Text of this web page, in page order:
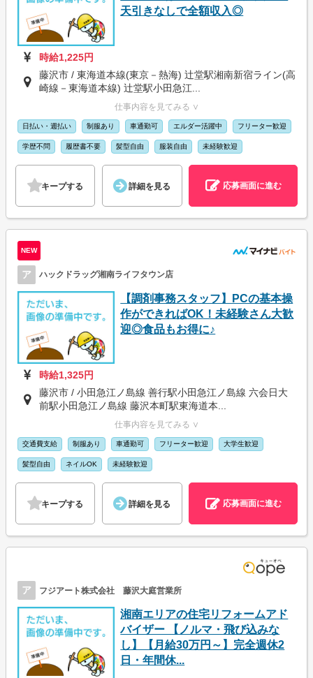
天引きなしで全額収入◎
時給1,225円
藤沢市 / 東海道本線(東京－熱海) 辻堂駅湘南新宿ライン(高
崎線－東海道本線) 辻堂駅小田急江...
仕事内容を見てみる ∨
日払い・週払い 制服あり 車通勤可 エルダー活躍中 フリーター歓迎
学歴不問 履歴書不要 髪型自由 服装自由 未経験歓迎
キープする 詳細を見る 応募画面に進む
NEW
ア ハックドラッグ湘南ライフタウン店
【調剤事務スタッフ】PCの基本操
作ができればOK！未経験さん大歓
迎◎食品もお得に♪
時給1,325円
藤沢市 / 小田急江ノ島線 善行駅小田急江ノ島線 六会日大
前駅小田急江ノ島線 藤沢本町駅東海道本...
仕事内容を見てみる ∨
交通費支給 制服あり 車通勤可 フリーター歓迎 大学生歓迎
髪型自由 ネイルOK 未経験歓迎
キープする 詳細を見る 応募画面に進む
ア フジアート株式会社 藤沢大庭営業所
湘南エリアの住宅リフォームアド
バイザー 【ノルマ・飛び込みな
し】【月給30万円～】完全週休2
日・年間休...